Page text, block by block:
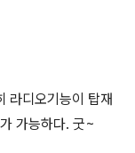
라디오기능이 탑재
가능하다. 굿~